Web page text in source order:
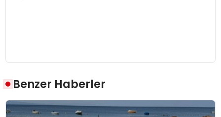
Benzer Haberler